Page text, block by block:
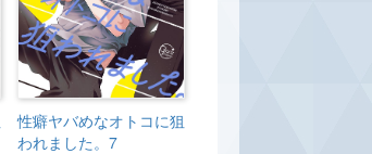
性癖ヤバめなオトコに狙
われました。7